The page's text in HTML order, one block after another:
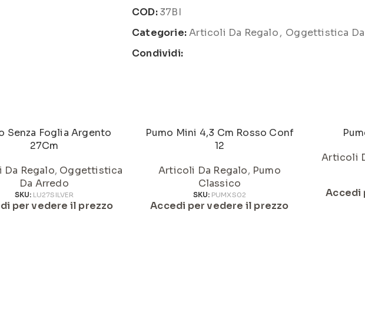
COD:37BI
Categorie: Articoli Da Regalo, Oggettistica
Condividi:
Senza Foglia Argento
27Cm
Regalo, Oggettistica
Da Arredo
SKU: LU27SILVER
per vedere il prezzo
Pumo Mini 4,3 Cm Rosso Conf
12
Articoli Da Regalo, Pumo
Classico
SKU: PUMXS02
Accedi per vedere il prezzo
Articoli
Accedi